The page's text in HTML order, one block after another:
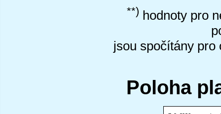
**) hodnoty pro
jsou spočítány pro
Poloha